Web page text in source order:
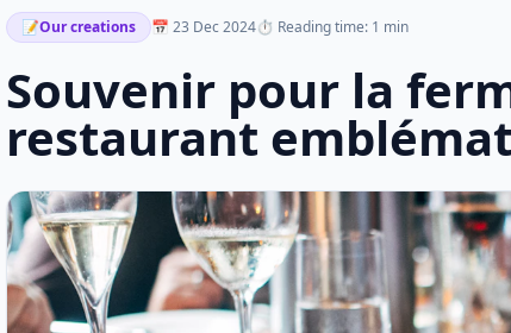
📝Our creations 📅 23 Dec 2024⏱ Reading time: 1 min
Souvenir pour la
restaurant